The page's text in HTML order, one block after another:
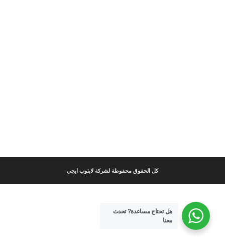
كل الحقوق محفوظة لشركة لابتوب ايجي
هل تحتاج مساعدة?تحدث
معنا